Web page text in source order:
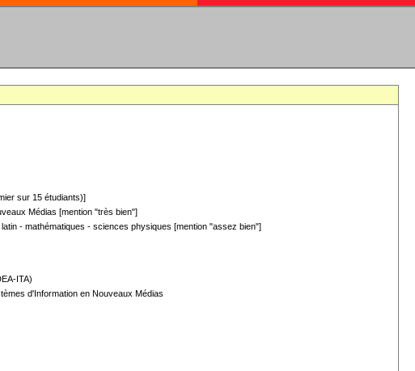
sur 15 étudiants)]
Médias [mention "très bien"]
- mathématiques - sciences physiques [mention "assez bien"]
ITA)
d'Information en Nouveaux Médias